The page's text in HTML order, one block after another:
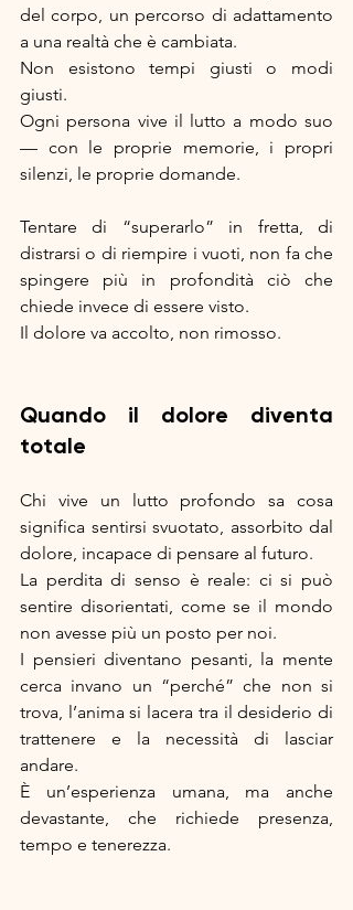
del corpo, un percorso di adattamento
a una realtà che è cambiata.
Non esistono tempi giusti o modi
giusti.
Ogni persona vive il lutto a modo suo
— con le proprie memorie, i propri
silenzi, le proprie domande.
Tentare di “superarlo” in fretta, di
distrarsi o di riempire i vuoti, non fa che
spingere più in profondità ciò che
chiede invece di essere visto.
Il dolore va accolto, non rimosso.
Quando il dolore diventa
totale
Chi vive un lutto profondo sa cosa
significa sentirsi svuotato, assorbito dal
dolore, incapace di pensare al futuro.
La perdita di senso è reale: ci si può
sentire disorientati, come se il mondo
non avesse più un posto per noi.
I pensieri diventano pesanti, la mente
cerca invano un “perché” che non si
trova, l’anima si lacera tra il desiderio di
trattenere e la necessità di lasciar
andare.
È un’esperienza umana, ma anche
devastante, che richiede presenza,
tempo e tenerezza.